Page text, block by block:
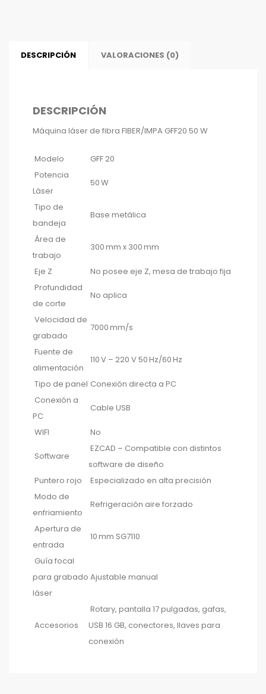
DESCRIPCIÓN VALORACIONES (0)
DESCRIPCIÓN
Máquina láser de fibra FIBER/IMPA GFF20 50 W
Modelo
GFF 20
Potencia
Láser
50 W
Tipo de
bandeja
Base metálica
Área de
trabajo
300 mm x 300 mm
Eje Z
No posee eje Z, mesa de trabajo fija
Profundidad
de corte
No aplica
Velocidad de
grabado
7000 mm/s
Fuente de
alimentación
110 V – 220 V 50 Hz/60 Hz
Tipo de panel Conexión directa a PC
Conexión a
PC
Cable USB
WIFI No
Software
EZCAD – Compatible con distintos
software de diseño
Puntero rojo
Especializado en alta precisión
Modo de
enfriamiento
Refrigeración aire forzado
Apertura de
entrada
10 mm SG7110
Guía focal
para grabado
láser
Ajustable manual
Accesorios
Rotary, pantalla 17 pulgadas, gafas,
USB 16 GB, conectores, llaves para
conexión